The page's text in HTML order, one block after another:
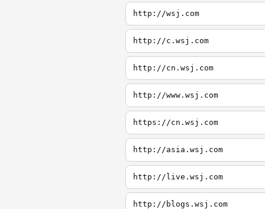
http://wsj.com
http://c.wsj.com
http://cn.wsj.com
http://www.wsj.com
https://cn.wsj.com
http://asia.wsj.com
http://live.wsj.com
http://blogs.wsj.com